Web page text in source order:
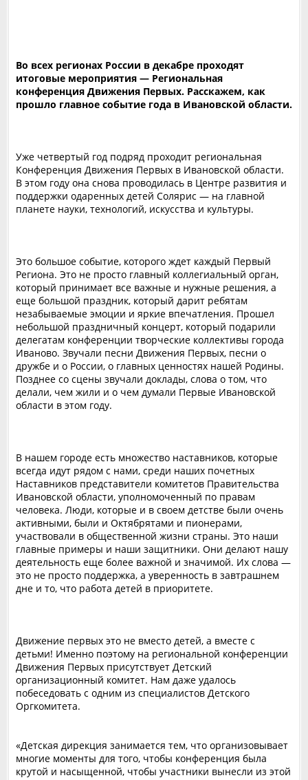
‎Во всех регионах России в декабре проходят
итоговые мероприятия — Региональная
конференция Движения Первых. Расскажем, как
прошло главное событие года в Ивановской области.
Уже четвертый год подряд проходит региональная
Конференция Движения Первых в Ивановской области.
В этом году она снова проводилась в Центре развития и
поддержки одаренных детей Солярис — на главной
планете науки, технологий, искусства и культуры.
Это большое событие, которого ждет каждый Первый
Региона. Это не просто главный коллегиальный орган,
который принимает все важные и нужные решения, а
еще большой праздник, который дарит ребятам
незабываемые эмоции и яркие впечатления. Прошел
небольшой праздничный концерт, который подарили
делегатам конференции творческие коллективы города
Иваново. Звучали песни Движения Первых, песни о
дружбе и о России, о главных ценностях нашей Родины.
‎Позднее со сцены звучали доклады, слова о том, что
делали, чем жили и о чем думали Первые Ивановской
области в этом году.
В нашем городе есть множество наставников, которые
всегда идут рядом с нами, среди наших почетных
Наставников представители комитетов Правительства
Ивановской области, уполномоченный по правам
человека. ‎Люди, которые и в своем детстве были очень
активными, были и Октябрятами и пионерами,
участвовали в общественной жизни страны. Это наши
главные примеры и наши защитники. Они делают нашу
деятельность еще более важной и значимой. Их слова —
это не просто поддержка, а уверенность в завтрашнем
дне и то, что работа детей в приоритете.
Движение первых это не вместо детей, а вместе с
детьми! Именно поэтому на региональной конференции
Движения Первых присутствует Детский
организационный комитет. Нам даже удалось
побеседовать с одним из специалистов Детского
Оргкомитета.
«Детская дирекция занимается тем, что организовывает
многие моменты для того, чтобы конференция была
крутой и насыщенной, чтобы участники вынесли из этой